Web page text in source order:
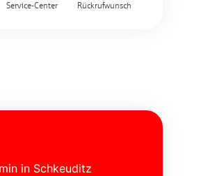
in Schkeuditz
Service-Center Rückrufwunsch